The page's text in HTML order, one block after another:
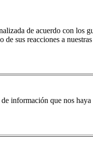
de acuerdo con los
sus reacciones a
información que nos